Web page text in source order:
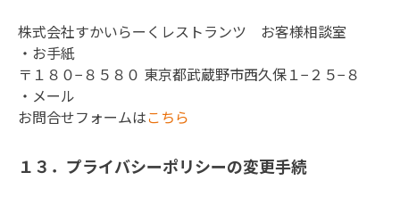
株式会社すかいらーくレストランツ　お客様相談室
・お手紙
〒１８０−８５８０ 東京都武蔵野市西久保１−２５−８
・メール
お問合せフォームはこちら
１３．プライバシーポリシーの変更手続